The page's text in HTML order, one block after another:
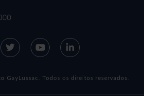
GayLussac. Todos os direitos reservados.